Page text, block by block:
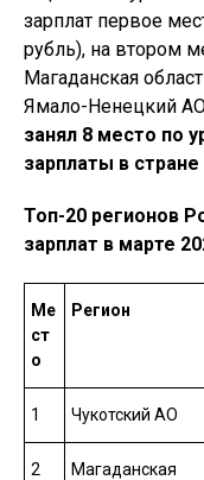
зарплат первое
рубль), на втором
Магаданская
Ямало-Ненецкий
занял 8 место по
зарплаты в
Топ-20 регионов
зарплат в марте
Ме
ст
о
Регион
1 Чукотский АО
2
Магаданская